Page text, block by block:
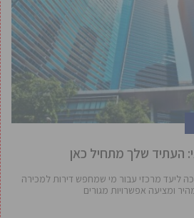
העתיד שלך מתחיל כאן
ליעד מרכזי עבור מי שמחפש דירות למכירה
ומציעה אפשרויות מגורים